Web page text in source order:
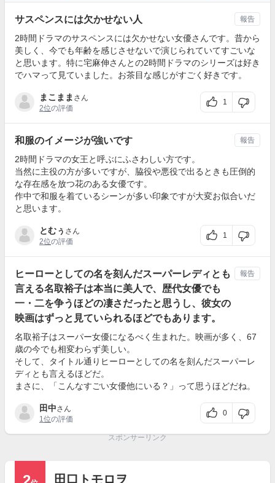
サスペンスには欠かせない人
2時間ドラマのサスペンスには欠かせない女優さんです。昔から
美しく、今でも年齢を感じさせないで演じられていてすごいな
と思います。特に宅麻伸さんとの2時間ドラマのシリーズは好き
でハマって見ていました。お茶目な感じがすごく好きです。
まこまま さん
2位の評価
1
報告
和服のイメージが強いです
2時間ドラマの女王と呼ぶにふさわしい方です。
当然に主役の方が多いですが、脇役や悪役で出るときも圧倒的
な存在感を放つ花のある女優です。
作中で和服を着ているシーンが多い印象ですが大変お似合いだ
と思います。
とむぅ さん
2位の評価
1
報告
ヒーローとしての名を刻んだスーパーレディとも
言える名取裕子は本当に美人で、歴代女優でも
一・二を争うほどの凄さだったと思うし、彼女の
映画はずっと見ていられるほどでもあります。
名取裕子はスーパー女優になるべく生まれた。映画が多く、67
歳の今でも相変わらず美しい。
そして、タイトル通りヒーローとしての名を刻んだスーパーレ
ディとも言えるほどだ。
まさに、「こんなすごい女優他にいる？」って思うほどだね。
田中さん
1位の評価
0
報告
スポンサーリンク
田口トモロヲ